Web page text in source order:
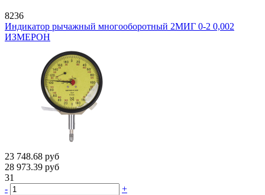
8236
Индикатор рычажный многооборотный 2МИГ 0-2 0,002
ИЗМЕРОН
23 748.68 руб
28 973.39 руб
31
-
+